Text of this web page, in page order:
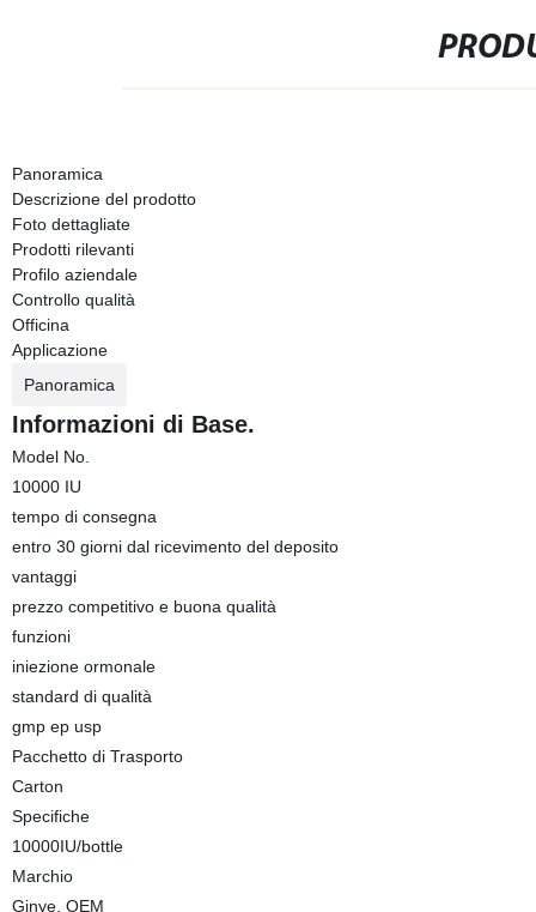
Panoramica
Descrizione del prodotto
Foto dettagliate
Prodotti rilevanti
Profilo aziendale
Controllo qualità
Officina
Applicazione
Panoramica
Informazioni di Base.
Model No.
10000 IU
tempo di consegna
entro 30 giorni dal ricevimento del deposito
vantaggi
prezzo competitivo e buona qualità
funzioni
iniezione ormonale
standard di qualità
gmp ep usp
Pacchetto di Trasporto
Carton
Specifiche
10000IU/bottle
Marchio
Ginye, OEM